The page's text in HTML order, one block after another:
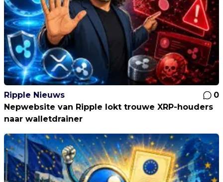
Ripple Nieuws
0
Nepwebsite van Ripple lokt trouwe XRP-houders
naar walletdrainer